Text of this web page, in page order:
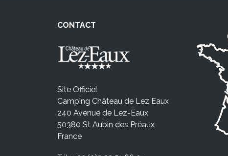
CONTACT
Site Officiel
Camping Château de Lez Eaux
240 Avenue de Lez-Eaux
50380 St Aubin des Préaux
France